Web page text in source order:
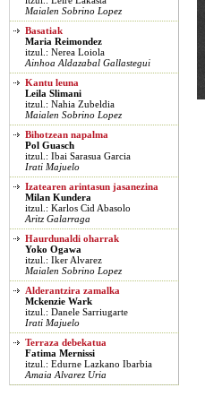
Maialen Sobrino Lopez
Basatiak
Maria Reimondez
itzul.: Nerea Loiola
Ainhoa Aldazabal Gallastegui
Kantu leuna
Leila Slimani
itzul.: Nahia Zubeldia
Maialen Sobrino Lopez
Bihotzean napalma
Pol Guasch
itzul.: Ibai Sarasua Garcia
Irati Majuelo
Izatearen arintasun jasanezina
Milan Kundera
itzul.: Karlos Cid Abasolo
Aritz Galarraga
Haurdunaldi oharrak
Yoko Ogawa
itzul.: Iker Alvarez
Maialen Sobrino Lopez
Alderantzira zamalka
Mckenzie Wark
itzul.: Danele Sarriugarte
Irati Majuelo
Terraza debekatua
Fatima Mernissi
itzul.: Edurne Lazkano Ibarbia
Amaia Alvarez Uria